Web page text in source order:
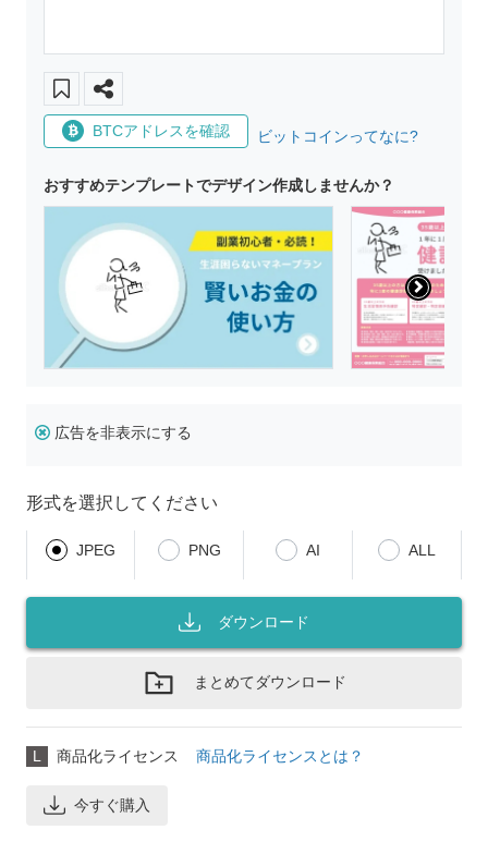
BTCアドレスを確認 ビットコインってなに?
おすすめテンプレートでデザイン作成しませんか？
広告を非表示にする
形式を選択してください
JPEG PNG AI ALL
ダウンロード
まとめてダウンロード
L 商品化ライセンス 商品化ライセンスとは？
今すぐ購入